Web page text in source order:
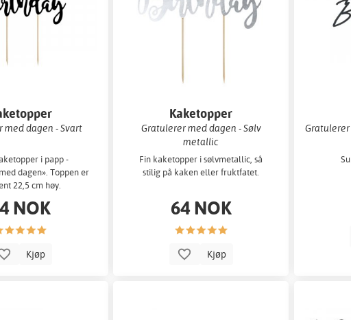
med dagen - Svart
i papp -
dagen». Toppen er
22,5 cm høy.
NOK
Kjøp
Kaketopper
Gratulerer med dagen - Sølv
metallic
Fin kaketopper i sølvmetallic, så
stilig på kaken eller fruktfatet.
64 NOK
Kjøp
Gratulerer